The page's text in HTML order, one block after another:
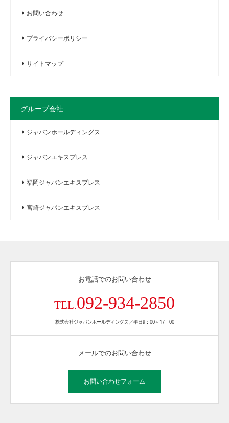
お問い合わせ
プライバシーポリシー
サイトマップ
グループ会社
ジャパンホールディングス
ジャパンエキスプレス
福岡ジャパンエキスプレス
宮崎ジャパンエキスプレス
お電話でのお問い合わせ
TEL.092-934-2850
株式会社ジャパンホールディングス／平日9：00～17：00
メールでのお問い合わせ
お問い合わせフォーム